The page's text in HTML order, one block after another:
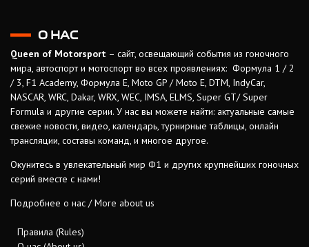
О НАС
Queen of Motorsport – сайт, освещающий события из гоночного
мира, автоспорт и мотоспорт во всех проявлениях: Формула 1 / 2
/ 3, F1 Academy, Формула Е, Moto GP / Moto E, DTM, IndyCar,
NASCAR, WRC, Dakar, WRX, WEC, IMSA, ELMS, Super GT/ Super
Formula и другие серии. У нас вы можете найти: актуальные самые
свежие новости, видео, календарь, турнирные таблицы, онлайн
трансляции, составы команд, и многое другое.
Окунитесь в увлекательный мир Ф1 и других крупнейших гоночных
серий вместе с нами!
Подробнее о нас / More about us
Правила (Rules)